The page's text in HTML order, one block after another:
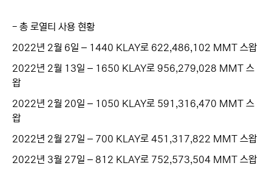
- 총 로열티 사용 현황
2022년 2월 6일 – 1440 KLAY로 622,486,102 MMT 스왑
2022년 2월 13일 – 1650 KLAY로 956,279,028 MMT 스
왑
2022년 2월 20일 – 1050 KLAY로 591,316,470 MMT 스
왑
2022년 2월 27일 – 700 KLAY로 451,317,822 MMT 스왑
2022년 3월 27일 – 812 KLAY로 752,573,504 MMT 스왑